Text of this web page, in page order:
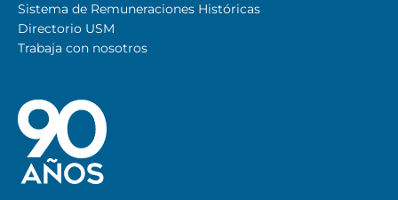
Sistema de Remuneraciones Históricas
Directorio USM
Trabaja con nosotros